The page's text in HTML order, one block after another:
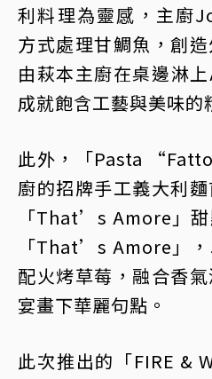
利料理為靈感，主廚
方式處理甘鯛魚，創
由萩本主廚在桌邊淋
成就飽含工藝與美味的
此外，「Pasta
廚的招牌手工義大利
「That’s Amore」
「That’s Amore」
配火烤草莓，融合香
宴畫下華麗句點。
此次推出的「FIRE &